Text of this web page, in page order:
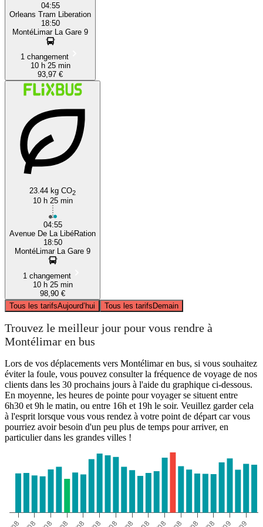
04:55
Orleans Tram Liberation
18:50
MontéLimar La Gare 9
1 changement
10 h 25 min
93,97 €
23.44 kg CO2
10 h 25 min
04:55
Avenue De La LibéRation
18:50
MontéLimar La Gare 9
1 changement
10 h 25 min
98,90 €
Tous les tarifsAujourd’hui Tous les tarifsDemain
Trouvez le meilleur jour pour vous rendre à
Montélimar en bus
Lors de vos déplacements vers Montélimar en bus, si vous souhaitez
éviter la foule, vous pouvez consulter la fréquence de voyage de nos
clients dans les 30 prochains jours à l'aide du graphique ci-dessous.
En moyenne, les heures de pointe pour voyager se situent entre
6h30 et 9h le matin, ou entre 16h et 19h le soir. Veuillez garder cela
à l'esprit lorsque vous vous rendez à votre point de départ car vous
pourriez avoir besoin d'un peu plus de temps pour arriver, en
particulier dans les grandes villes !